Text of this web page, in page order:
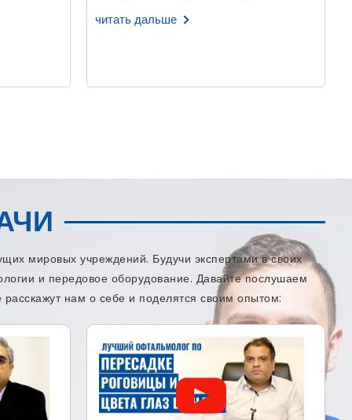
читать дальше
мировых учреждений. Будучи экспертами в своих
и передовое оборудование. Давайте послушаем
нам о себе и поделятся своим опытом: